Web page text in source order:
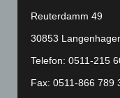
Zeugen
5. August 2026
Celle: Mensch stirbt
5. August 2026
Reuterdamm 49
30853
Telefon: 0511-215
Fax: 0511-866 789